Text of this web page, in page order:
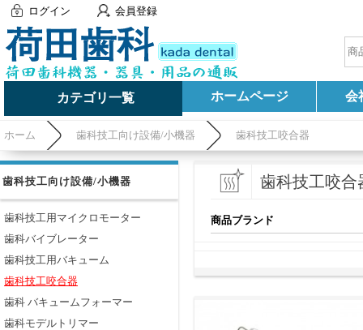
ログイン 会員登録
カテゴリ一覧 ホームページ 会
ホーム 歯科技工向け設備/小機器 歯科技工咬合器
歯科技工向け設備/小機器
歯科技工用マイクロモーター
歯科バイブレーター
歯科技工用バキューム
歯科技工咬合器
歯科 バキュームフォーマー
歯科モデルトリマー
歯科技工咬合
商品ブランド